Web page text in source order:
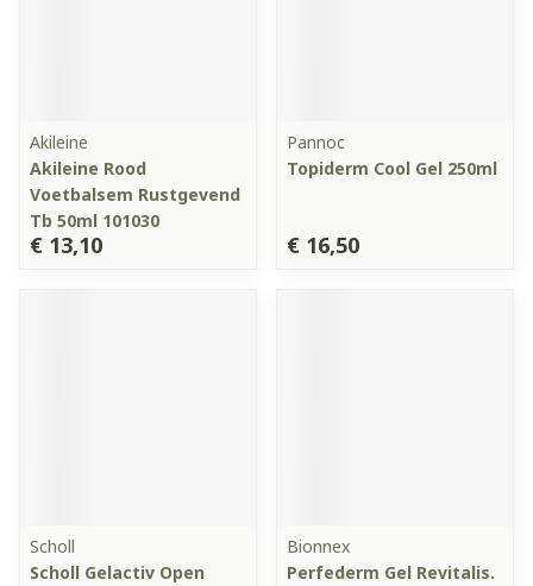
Akileine
Akileine Rood
Voetbalsem Rustgevend
Tb 50ml 101030
€ 13,10
Pannoc
Topiderm Cool Gel 250ml
€ 16,50
Scholl
Scholl Gelactiv Open
Bionnex
Perfederm Gel Revitalis.